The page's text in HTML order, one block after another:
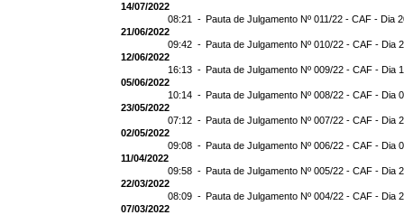
14/07/2022
08:21 - Pauta de Julgamento Nº 011/22 - CAF - Dia
21/06/2022
09:42 - Pauta de Julgamento Nº 010/22 - CAF - Dia
12/06/2022
16:13 - Pauta de Julgamento Nº 009/22 - CAF - Dia
05/06/2022
10:14 - Pauta de Julgamento Nº 008/22 - CAF - Dia
23/05/2022
07:12 - Pauta de Julgamento Nº 007/22 - CAF - Dia
02/05/2022
09:08 - Pauta de Julgamento Nº 006/22 - CAF - Dia
11/04/2022
09:58 - Pauta de Julgamento Nº 005/22 - CAF - Dia
22/03/2022
08:09 - Pauta de Julgamento Nº 004/22 - CAF - Dia
07/03/2022